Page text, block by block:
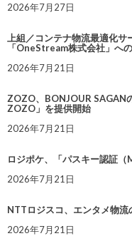
2026年7月27日
上組／コンテナ物流最適化
「OneStream株式会社」へ
2026年7月21日
ZOZO、BONJOUR SAGAN
ZOZO」を提供開始
2026年7月21日
ロジポケ、「パスキー認証（
2026年7月21日
NTTロジスコ、エンタメ物
2026年7月21日